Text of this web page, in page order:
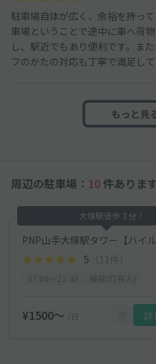
駐車場自体が広く、余裕を持っ
車場ということで途中に車へ荷
し、駅近でもあり便利です。ま
フのかたの対応も丁寧で満足して
もっと見
周辺の駐車場： 10 件あります
大塚駅徒歩３分！
PNP山手大塚駅タワー【ハイル
5 （11件）
¥1500〜 /日 詳